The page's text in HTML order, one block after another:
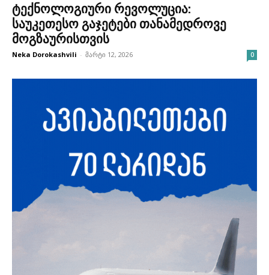
ტექნოლოგიური რევოლუცია:
საუკეთესო გაჯეტები თანამედროვე
მოგზაურისთვის
Neka Dorokashvili - მარტი 12, 2026 0